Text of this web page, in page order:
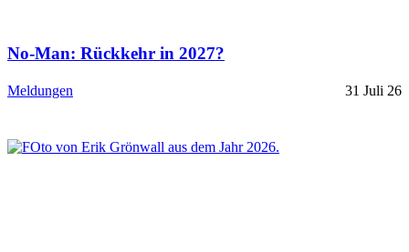
No-Man: Rückkehr in 2027?
Meldungen 31 Juli 26